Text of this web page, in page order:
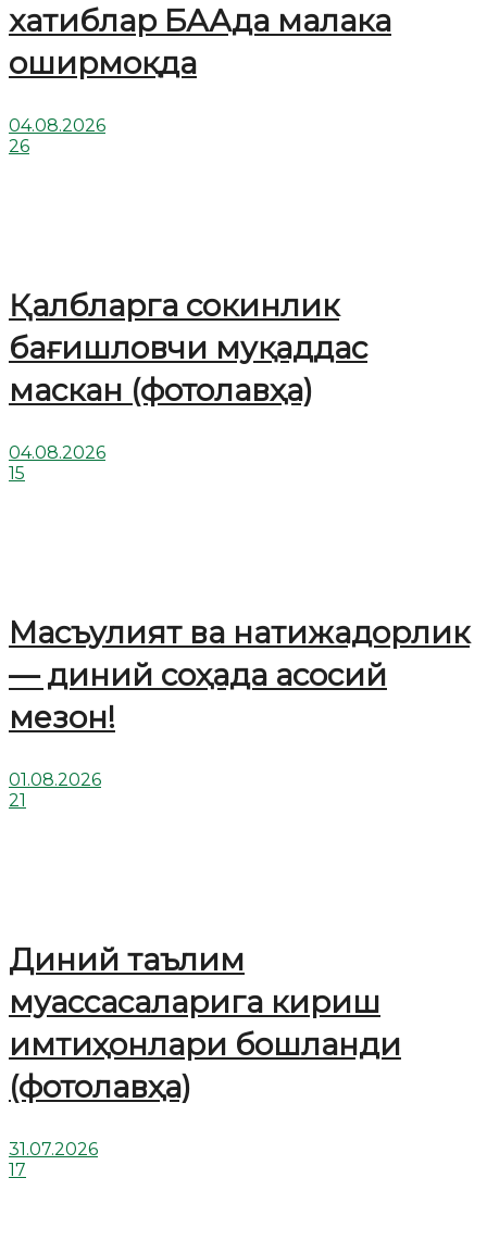
хатиблар БААда малака
оширмоқда
04.08.2026
26
Қалбларга сокинлик
бағишловчи муқаддас
маскан (фотолавҳа)
04.08.2026
15
Масъулият ва натижадорлик
— диний соҳада асосий
мезон!
01.08.2026
21
Диний таълим
муассасаларига кириш
имтиҳонлари бошланди
(фотолавҳа)
31.07.2026
17